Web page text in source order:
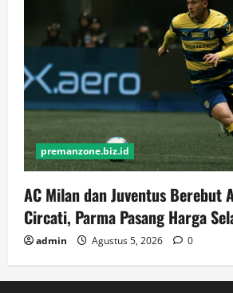
premanzone.biz.id
AC Milan dan Juventus Berebut
Circati, Parma Pasang Harga
admin Agustus 5, 2026 0